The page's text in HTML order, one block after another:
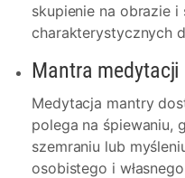
skupienie na obrazie i
charakterystycznych
Mantra medytacji
Medytacja mantry
polega na śpiewaniu,
szemraniu lub
osobistego i